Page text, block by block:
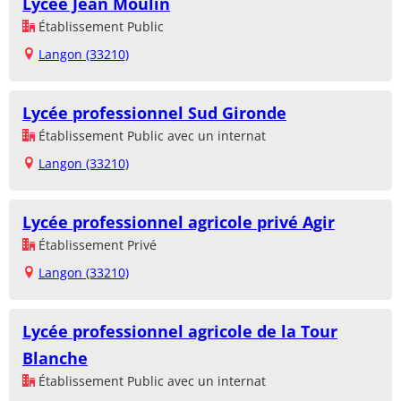
Établissement Public
Langon (33210)
Lycée professionnel Sud Gironde
Établissement Public avec un internat
Langon (33210)
Lycée professionnel agricole privé Agir
Établissement Privé
Langon (33210)
Lycée professionnel agricole de la Tour
Blanche
Établissement Public avec un internat